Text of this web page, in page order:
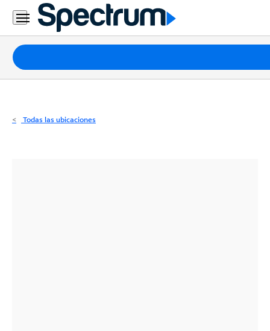
Residencial
Business
Paquetes
Internet
Todas las ubicaciones